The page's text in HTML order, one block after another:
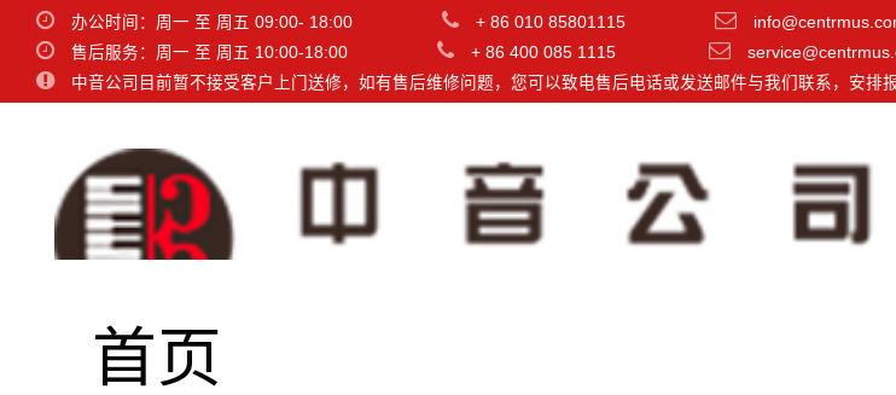
办公时间：周一 至 周五 09:00- 18:00 + 86 010 85801115
售后服务：周一 至 周五 10:00-18:00
+ 86 400 085 1115
中音公司目前暂不接受客户上门送修，如有售后维修问题，您可以致电售后电话或发送邮件与我们联系，安排
首页